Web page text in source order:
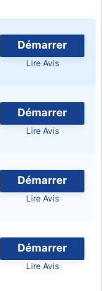
Démarrer
Lire Avis
Démarrer
Lire Avis
Démarrer
Lire Avis
Démarrer
Lire Avis